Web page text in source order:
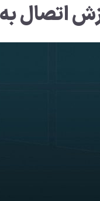
اتصال به